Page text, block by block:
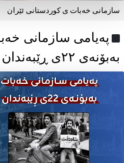
سازمانی خەبات ی کوردستانی ئێران
پەیامی سازمانی
بەبۆنەی ۲۲ی ڕێبەندان